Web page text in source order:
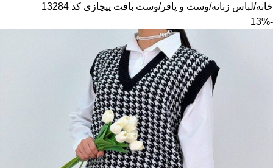
خانه لباس زنانه وست و پافر وست بافت پیچازی کد 13284
-13%